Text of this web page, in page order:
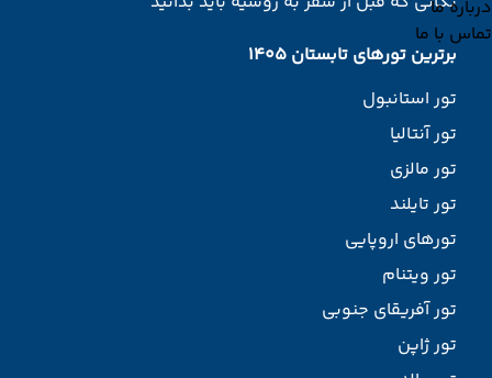
درباره ما
تماس با ما
برترین تورهای تابستان 1405
تور استانبول
تور آنتالیا
تور مالزی
تور تایلند
تورهای اروپایی
تور ویتنام
تور آفریقای جنوبی
تور ژاپن